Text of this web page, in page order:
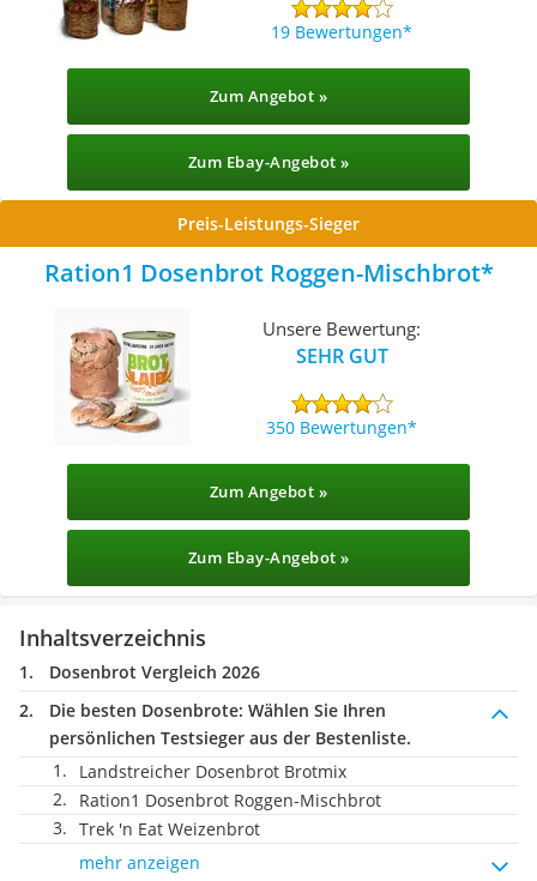
19 Bewertungen
Zum Angebot »
Zum Ebay-Angebot »
Preis-Leistungs-Sieger
Ration1 Dosenbrot Roggen-Mischbrot
Unsere Bewertung:
SEHR GUT
350 Bewertungen
Zum Angebot »
Zum Ebay-Angebot »
Inhaltsverzeichnis
Dosenbrot Vergleich 2026
Die besten Dosenbrote: Wählen Sie Ihren
persönlichen Testsieger aus der Bestenliste.
Landstreicher Dosenbrot Brotmix
Ration1 Dosenbrot Roggen-Mischbrot
Trek 'n Eat Weizenbrot
mehr anzeigen